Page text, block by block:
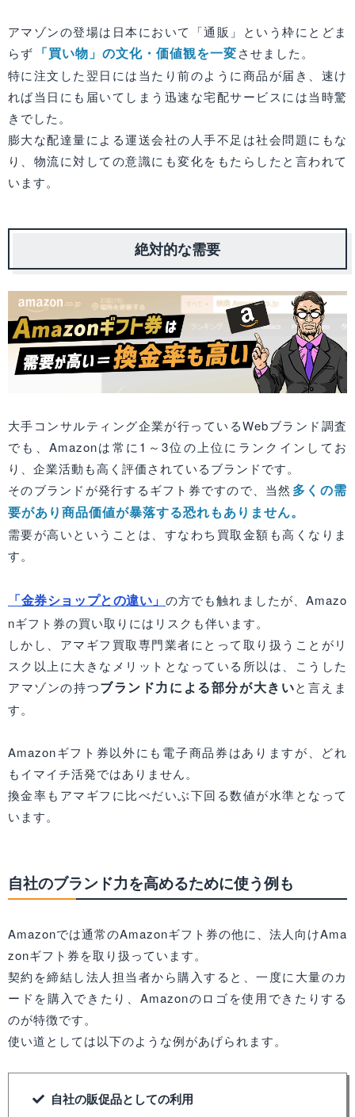
アマゾンの登場は日本において「通販」という枠にとどま
らず 「買い物」の文化・価値観を一変させました。
特に注文した翌日には当たり前のように商品が届き、速け
れば当日にも届いてしまう迅速な宅配サービスには当時驚
きでした。
膨大な配達量による運送会社の人手不足は社会問題にもな
り、物流に対しての意識にも変化をもたらしたと言われて
います。
絶対的な需要
大手コンサルティング企業が行っているWebブランド調査
でも、Amazonは常に1～3位の上位にランクインしてお
り、企業活動も高く評価されているブランドです。
そのブランドが発行するギフト券ですので、当然 多くの需
要があり商品価値が暴落する恐れもありません。
需要が高いということは、すなわち買取金額も高くなりま
す。
「金券ショップとの違い」の方でも触れましたが、Amazo
nギフト券の買い取りにはリスクも伴います。
しかし、アマギフ買取専門業者にとって取り扱うことがリ
スク以上に大きなメリットとなっている所以は、こうした
アマゾンの持つブランド力による部分が大きいと言えま
す。
Amazonギフト券以外にも電子商品券はありますが、どれ
もイマイチ活発ではありません。
換金率もアマギフに比べだいぶ下回る数値が水準となって
います。
自社のブランド力を高めるために使う例も
Amazonでは通常のAmazonギフト券の他に、法人向けAma
zonギフト券を取り扱っています。
契約を締結し法人担当者から購入すると、一度に大量のカ
ードを購入できたり、Amazonのロゴを使用できたりする
のが特徴です。
使い道としては以下のような例があげられます。
自社の販促品としての利用